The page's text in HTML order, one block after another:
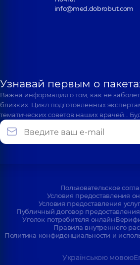
info@med.dobrobut.com
Узнавай первым о
Важна информация о том, как не
близких. Цикл подготовленных
тематических советов наших врачей…
Пользовательское
Условия предоставления
Условия предоставления
Публичный договор
Уголок потребителя онлайн
Правила внутреннего
Политика конфиденциальности и
Українською мовою